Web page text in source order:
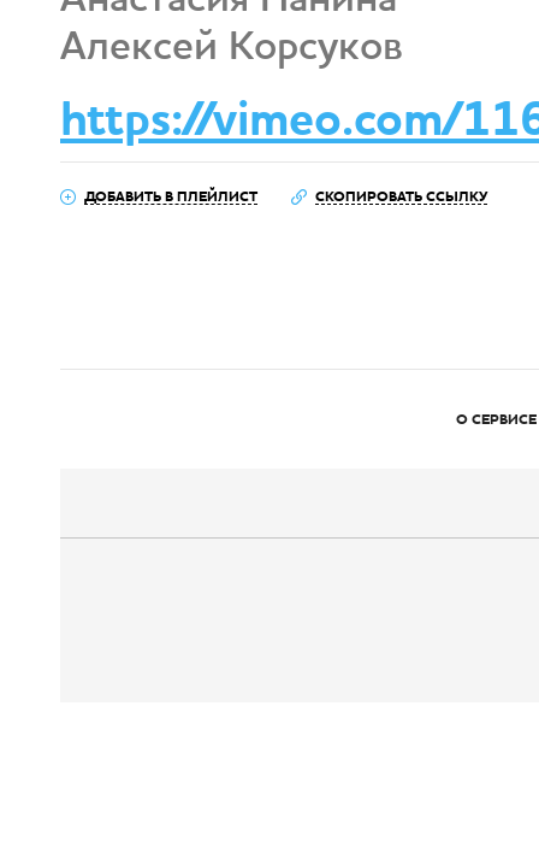
Алексей Корсуков
https://vimeo.com/
ДОБАВИТЬ В ПЛЕЙЛИСТ СКОПИРОВАТЬ ССЫЛКУ
О СЕРВИСЕ